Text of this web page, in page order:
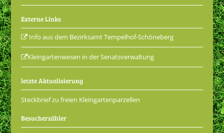
Externe Links
Info aus dem Bezirksamt Tempelhof-Schöneberg
Kleingartenwesen in der Senatsverwaltung
letzte Aktualisierung
Steckbrief zu freien Kleingartenparzellen
Besucherzähler